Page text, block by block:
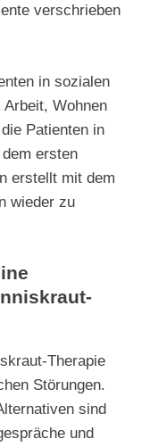
verschrieben
in sozialen
Wohnen
Patienten in
ersten
erstellt mit dem
wieder zu
Therapie
Störungen.
sind
und